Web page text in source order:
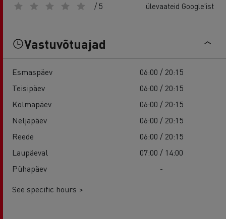
/ 5 ülevaateid Google'ist
Vastuvõtuajad
Esmaspäev
06:00 / 20:15
Teisipäev
06:00 / 20:15
Kolmapäev
06:00 / 20:15
Neljapäev
06:00 / 20:15
Reede
06:00 / 20:15
Laupäeval
07:00 / 14:00
Pühapäev
-
See specific hours >